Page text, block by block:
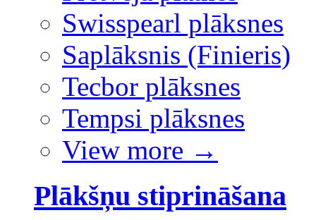
Swisspearl plāksnes
Saplāksnis (Finieris)
Tecbor plāksnes
Tempsi plāksnes
View more →
Plākšņu stiprināšana